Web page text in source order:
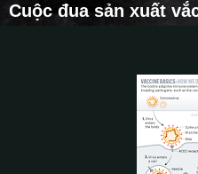
Cuộc đua sản xuất